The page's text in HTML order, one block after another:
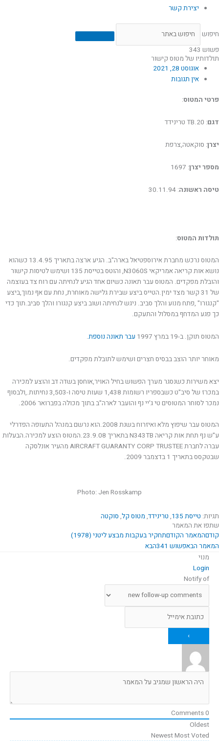
יצירת קשר
חיפוש
פשוש 343
תולדותיו של מטוס קישור
אוגוסט 28, 2021
אין תגובות
פרטי המטוס:
דגם: TB.20 טרינידד
יצרן: סוקאטה,צרפת
מספר יצרן: 1697
טיסה ראשונה: 30.11.94
תולדות המטוס:
המטוס נרכש מחברת אירוספטיאל בארה"ב. הגיע ארצה בתאריך 13.4.95 כשהוא
נושא אות קריאה אמריקאי N3060S, והוטס בטייסת 135 ושימש לטיסות קישור
והובלת מפקדים. המטוס עבר תאונה כשיום אחד הגיע לנחיתה עם רוח צד בעוצמה
של 31 קשר מצד ימין.הטייס ביצע שבירת גלישה מאוחרת, נחת עם אף נמוך,ביצע
"קנגורו" ,פתח מנוע והלך סביב. ניגש לנחיתה ושוב ביצע קנגורו והלך סביב.תוך כדי
כך פגע המדחף במסלול והתעקם.
המטוס תוקן. ב-19 במרץ 1997 עבר תאונה נוספת.
מאוחר יותר הוצב בבסיס חצרים ושימש לתובלת מפקדים.
יצא משירות כשנסגר מערך הפשוש בחיל האויר,אוחסן בשדה דב והוצע למכירה
במכרז של סיב"ט כשבספריו רשומות 1,438 שעות טיסה ו-3,503 נחיתות.,ולבסוף
נמכר לסוחר המטוסים טי ג'יי נף והועבר לארה"ב בתוך מכולה בפברואר 2006.
המטוס עבר שיפוץ מלא ואיזרוח בשנת 2008.הוא נרשם במנהל התעופה הפדרלי
ע"ש נף תחת אות קריאה N343TB בתאריך 23.9.08.המטוס הוצע למכירה.הבעלות
עברה לחברת AIRCRAFT GUARANTY CORP TRUSTEE מהעיר אונלסקה
שבטקסס בתאריך 1 בדצמבר 2009.
Photo: Jen Rosskamp
תגיות: טייסת 135 , טרינידד, מטוס קל, סוקטה
שתפו את המאמר
קודםהמאמר הקודםתחקיר בעקבות מבצע ליטני (1978)
המאמר הבאפשוש 341
הבא
מנוי
Login
Notify of
0
Oldest
NewestMost Voted